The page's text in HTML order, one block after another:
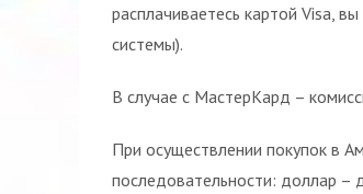
расплачиваетесь картой Visa,
системы).
В случае с МастерКард –
При осуществлении покупок в
последовательности: доллар –